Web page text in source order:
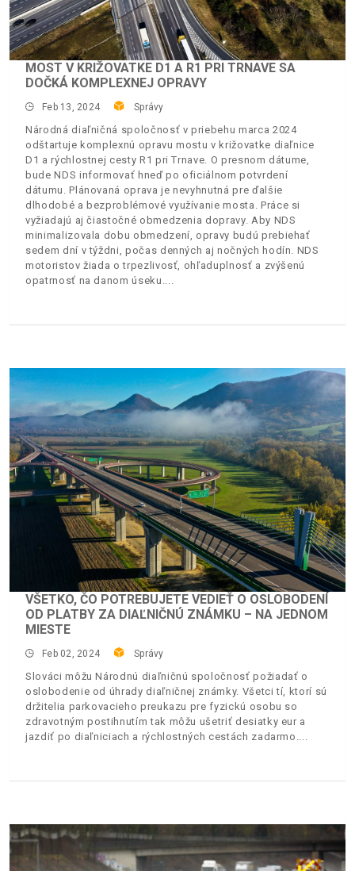
MOST V KRIŽOVATKE D1 A R1 PRI TRNAVE SA
DOČKÁ KOMPLEXNEJ OPRAVY
Feb 13, 2024 Správy
Národná diaľničná spoločnosť v priebehu marca 2024
odštartuje komplexnú opravu mostu v križovatke diaľnice
D1 a rýchlostnej cesty R1 pri Trnave. O presnom dátume,
bude NDS informovať hneď po oficiálnom potvrdení
dátumu. Plánovaná oprava je nevyhnutná pre ďalšie
dlhodobé a bezproblémové využívanie mosta. Práce si
vyžiadajú aj čiastočné obmedzenia dopravy. Aby NDS
minimalizovala dobu obmedzení, opravy budú prebiehať
sedem dní v týždni, počas denných aj nočných hodín. NDS
motoristov žiada o trpezlivosť, ohľaduplnosť a zvýšenú
opatrnosť na danom úseku.
VŠETKO, ČO POTREBUJETE VEDIEŤ O OSLOBODENÍ
OD PLATBY ZA DIAĽNIČNÚ ZNÁMKU – NA JEDNOM
MIESTE
Feb 02, 2024 Správy
Slováci môžu Národnú diaľničnú spoločnosť požiadať o
oslobodenie od úhrady diaľničnej známky. Všetci tí, ktorí sú
držitelia parkovacieho preukazu pre fyzickú osobu so
zdravotným postihnutím tak môžu ušetriť desiatky eur a
jazdiť po diaľniciach a rýchlostných cestách zadarmo.